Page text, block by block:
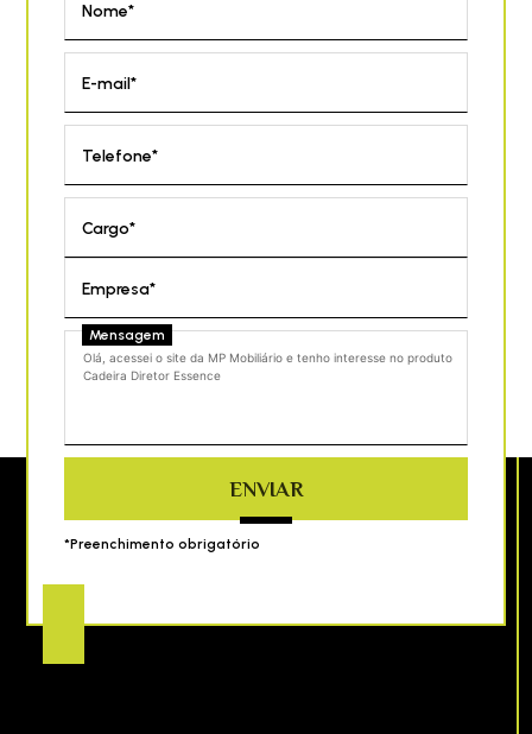
Nome*
E-mail*
Telefone*
Cargo*
Empresa*
Mensagem
ENVIAR
*Preenchimento obrigatório